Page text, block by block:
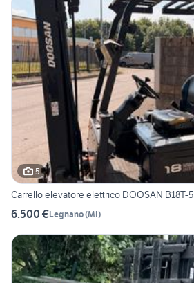
5
Carrello elevatore elettrico DOOSAN B18T-5
6.500 €Legnano(MI)